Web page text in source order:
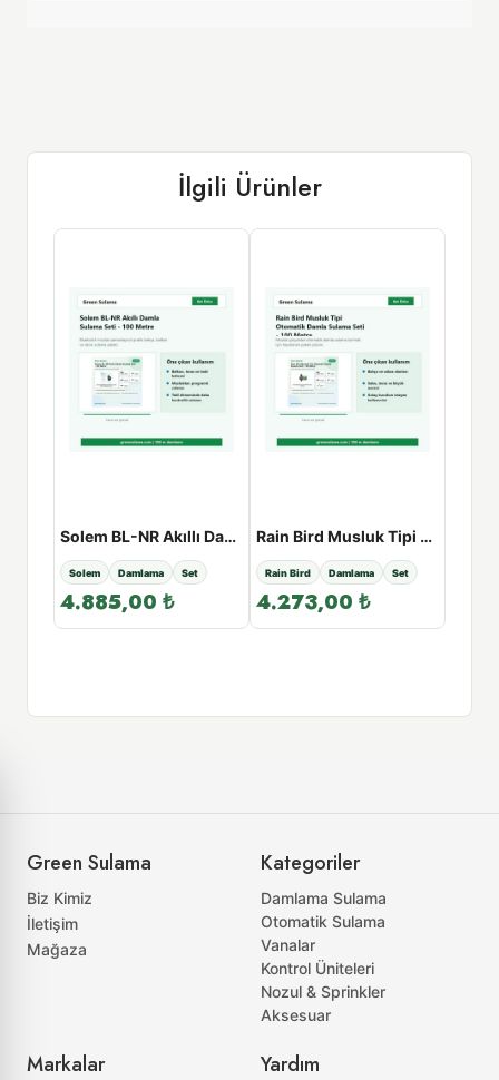
İlgili Ürünler
Solem BL-NR Akıllı Damla Sulama Seti - 100 Metre
Solem Damlama Set
4.885,00 ₺
Rain Bird Musluk Tipi Otomatik Damla Sulama Seti - 100 Metre
Rain Bird Damlama Set
4.273,00 ₺
Green Sulama
Biz Kimiz
İletişim
Mağaza
Kategoriler
Damlama Sulama
Otomatik Sulama
Vanalar
Kontrol Üniteleri
Nozul & Sprinkler
Aksesuar
Markalar Yardım